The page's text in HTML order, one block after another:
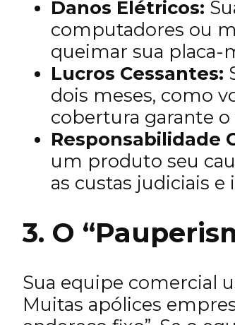
Danos Elétricos:
computadores ou
queimar sua placa-
Lucros Cessantes:
dois meses, como
cobertura garante
Responsabilidade
um produto seu
as custas judiciais e
3. O
Sua equipe comercial
Muitas apólices